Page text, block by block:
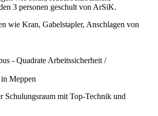
wie Kran, Gabelstapler, Anschlagen von
Meppen
Schulungsraum mit Top-Technik und